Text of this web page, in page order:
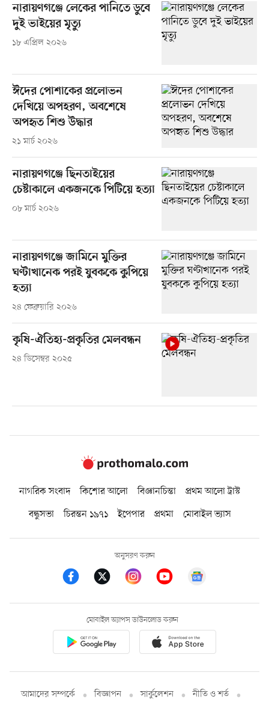
নারায়ণগঞ্জে লেকের পানিতে ডুবে
দুই ভাইয়ের মৃত্যু
১৮ এপ্রিল ২০২৬
ঈদের পোশাকের প্রলোভন
দেখিয়ে অপহরণ, অবশেষে
অপহৃত শিশু উদ্ধার
২১ মার্চ ২০২৬
নারায়ণগঞ্জে ছিনতাইয়ের
চেষ্টাকালে একজনকে পিটিয়ে হত্যা
০৮ মার্চ ২০২৬
নারায়ণগঞ্জে জামিনে মুক্তির
ঘণ্টাখানেক পরই যুবককে কুপিয়ে
হত্যা
২৪ ফেব্রুয়ারি ২০২৬
কৃষি-ঐতিহ্য-প্রকৃতির মেলবন্ধন
২৪ ডিসেম্বর ২০২৫
নাগরিক সংবাদ কিশোর আলো বিজ্ঞানচিন্তা
প্রথম আলো ট্রাস্ট
বন্ধুসভা
চিরন্তন ১৯৭১ ইপেপার প্রথমা মোবাইল ভ্যাস
অনুসরণ করুন
মোবাইল অ্যাপস ডাউনলোড করুন
আমাদের সম্পর্কে বিজ্ঞাপন সার্কুলেশন নীতি ও শর্ত